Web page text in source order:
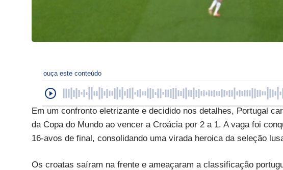
ouça este conteúdo
Em um confronto eletrizante e decidido nos detalhes, Portugal
da Copa do Mundo ao vencer a Croácia por 2 a 1. A vaga foi
16-avos de final, consolidando uma virada heroica da seleção
Os croatas saíram na frente e ameaçaram a classificação